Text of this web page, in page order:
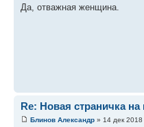
Да, отважная женщина.
Re: Новая страничка на
Блинов Александр » 14 дек 2018